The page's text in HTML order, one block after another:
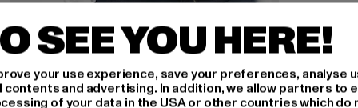
URBAN CLASSICS
Ladies
EUR 15,89
Huidige prijs: EUR 15,89
EUR 29,99Actieprijs: EUR 29,99
SEE YOU HERE!
your use experience, save your preferences, analyse
and advertising. In addition, we allow partners to
of your data in the USA or other countries which do